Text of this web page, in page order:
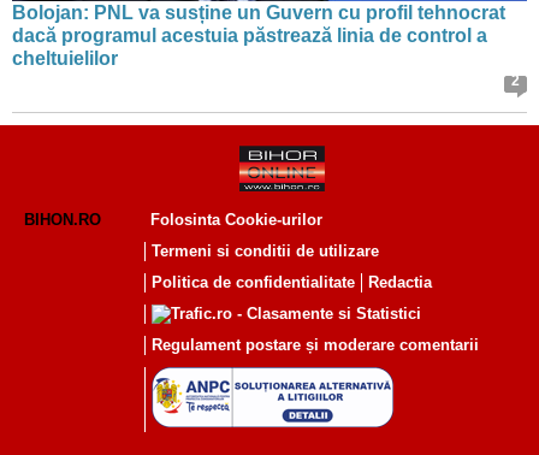
Bolojan: PNL va susține un Guvern cu profil tehnocrat
dacă programul acestuia păstrează linia de control a
cheltuielilor
2
BIHON.RO
Folosinta Cookie-urilor
Termeni si conditii de utilizare
Politica de confidentialitate
Redactia
Regulament postare și moderare comentarii